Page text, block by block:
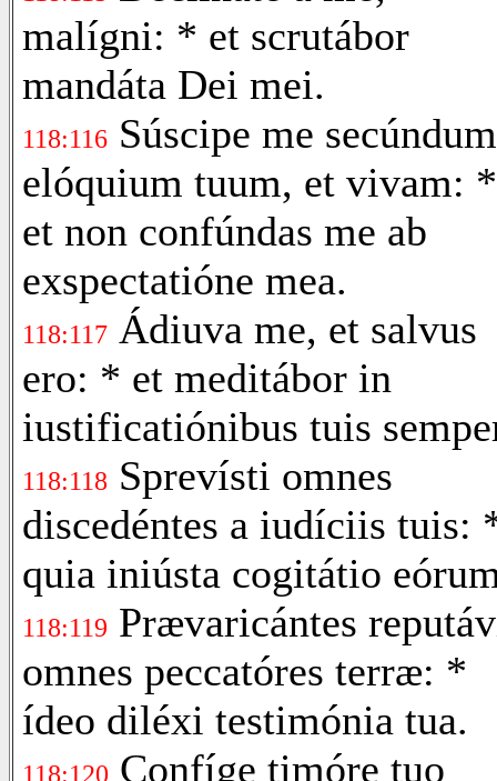
malígni: * et scrutábor
mandáta Dei mei.
118:116 Súscipe me secúndum
elóquium tuum, et vivam: *
et non confúndas me ab
exspectatióne mea.
118:117 Ádiuva me, et salvus
ero: * et meditábor in
iustificatiónibus tuis
118:118 Sprevísti omnes
discedéntes a iudíciis tuis:
quia iniústa cogitátio
118:119 Prævaricántes
omnes peccatóres terræ: *
ídeo diléxi testimónia tua.
118:120 Confíge timóre tuo